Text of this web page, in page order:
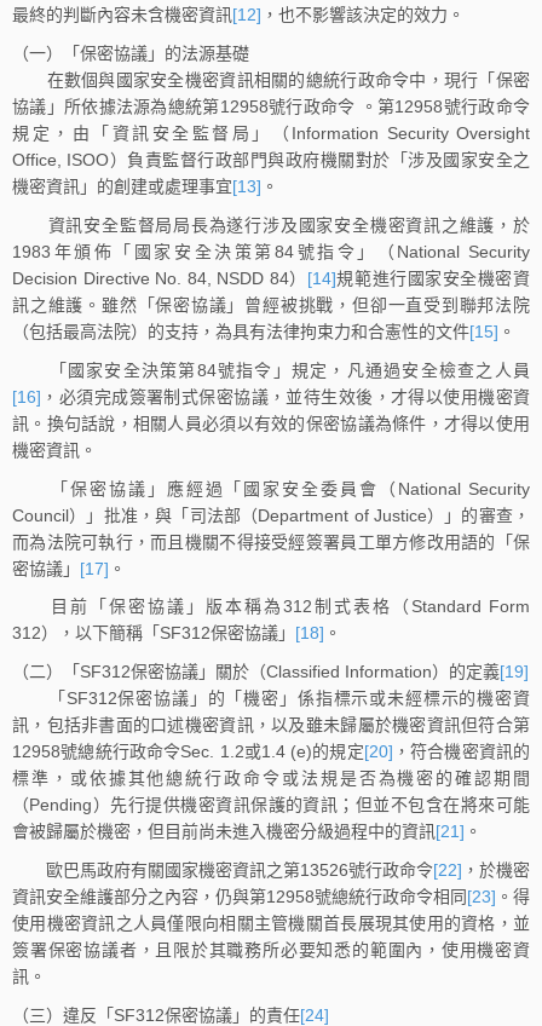
最終的判斷內容未含機密資訊[12] ，也不影響該決定的效力。
（一）「保密協議」的法源基礎
在數個與國家安全機密資訊相關的總統行政命令中，現行「保密
協議」所依據法源為總統第12958號行政命令 。第12958號行政命令
規定，由「資訊安全監督局」（Information Security Oversight
Office, ISOO）負責監督行政部門與政府機關對於「涉及國家安全之
機密資訊」的創建或處理事宜[13] 。
資訊安全監督局局長為遂行涉及國家安全機密資訊之維護，於
1983年頒佈「國家安全決策第84號指令」（National Security
Decision Directive No. 84, NSDD 84） [14]規範進行國家安全機密資
訊之維護。雖然「保密協議」曾經被挑戰，但卻一直受到聯邦法院
（包括最高法院）的支持，為具有法律拘束力和合憲性的文件[15] 。
「國家安全決策第84號指令」規定，凡通過安全檢查之人員
[16] ，必須完成簽署制式保密協議，並待生效後，才得以使用機密資
訊。換句話說，相關人員必須以有效的保密協議為條件，才得以使用
機密資訊。
「保密協議」應經過「國家安全委員會（National Security
Council）」批准，與「司法部（Department of Justice）」的審查，
而為法院可執行，而且機關不得接受經簽署員工單方修改用語的「保
密協議」 [17] 。
目前「保密協議」版本稱為312制式表格（Standard Form
312），以下簡稱「SF312保密協議」 [18] 。
（二）「SF312保密協議」關於（Classified Information）的定義[19]
「SF312保密協議」的「機密」係指標示或未經標示的機密資
訊，包括非書面的口述機密資訊，以及雖未歸屬於機密資訊但符合第
12958號總統行政命令Sec. 1.2或1.4 (e)的規定[20] ，符合機密資訊的
標準，或依據其他總統行政命令或法規是否為機密的確認期間
（Pending）先行提供機密資訊保護的資訊；但並不包含在將來可能
會被歸屬於機密，但目前尚未進入機密分級過程中的資訊 [21] 。
歐巴馬政府有關國家機密資訊之第13526號行政命令[22] ，於機密
資訊安全維護部分之內容，仍與第12958號總統行政命令相同[23] 。得
使用機密資訊之人員僅限向相關主管機關首長展現其使用的資格，並
簽署保密協議者，且限於其職務所必要知悉的範圍內，使用機密資
訊。
（三）違反「SF312保密協議」的責任[24]